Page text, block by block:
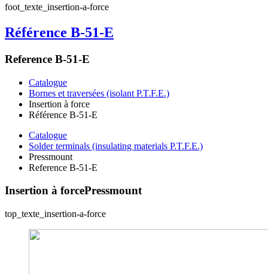
foot_texte_insertion-a-force
Référence B-51-E
Reference B-51-E
Catalogue
Bornes et traversées (isolant P.T.F.E.)
Insertion à force
Référence B-51-E
Catalogue
Solder terminals (insulating materials P.T.F.E.)
Pressmount
Reference B-51-E
Insertion à forcePressmount
top_texte_insertion-a-force